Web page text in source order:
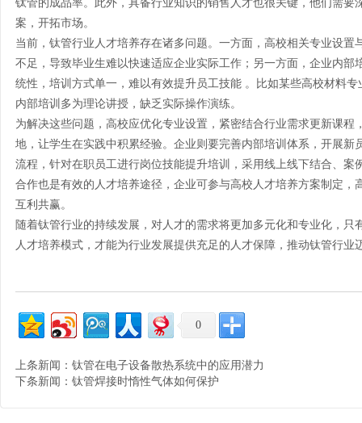
案，开拓市场。
当前，钛管行业人才培养存在诸多问题。一方面，高校相关专业设
不足，导致毕业生难以快速适应企业实际工作；另一方面，企业内部
统性，培训方式单一，难以有效提升员工技能 。比如某些高校材料
内部培训多为理论讲授，缺乏实际操作演练。
为解决这些问题，高校应优化专业设置，紧密结合行业需求更新课程
地，让学生在实践中积累经验。企业则要完善内部培训体系，开展新
流程，针对在职员工进行岗位技能提升培训，采用线上线下结合、
合作也是有效的人才培养途径，企业可参与高校人才培养方案制定，
互利共赢。
随着钛管行业的持续发展，对人才的需求将更加多元化和专业化，只
人才培养模式，才能为行业发展提供充足的人才保障，推动钛管行业
0
上条新闻： 钛管在电子设备散热系统中的应用潜力
下条新闻： 钛管焊接时惰性气体如何保护